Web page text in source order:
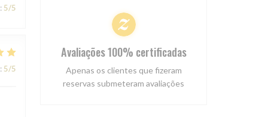
: 5/5
: 5/5
Avaliações 100% certificadas
Apenas os clientes que fizeram
reservas submeteram avaliações